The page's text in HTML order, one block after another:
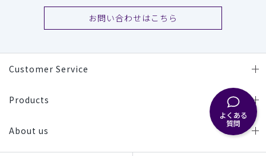
よくある
質問
お問い合わせはこちら
Customer Service
Products
About us